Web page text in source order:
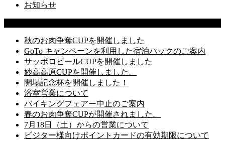
お知らせ
秋のお肉争奪CUPを開催しました
GoTo キャンペーンを利用した宿泊パックのご案内
サッポロビールCUPを開催しました
妙高高原CUPを開催しました。
開場記念杯を開催しました！
浴室営業について
バイキングフェアー中止のご案内
春のお肉争奪CUPが開催されました。
7月18日（土）からの営業について
ビジター様向けポイントカードの有効期限について